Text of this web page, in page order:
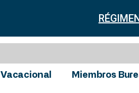
Vacacional Miembros